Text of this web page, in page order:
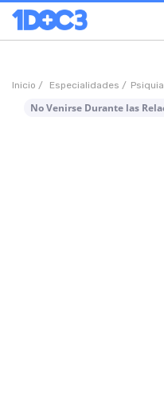
Inicio / Especialidades /
No Venirse Durante las